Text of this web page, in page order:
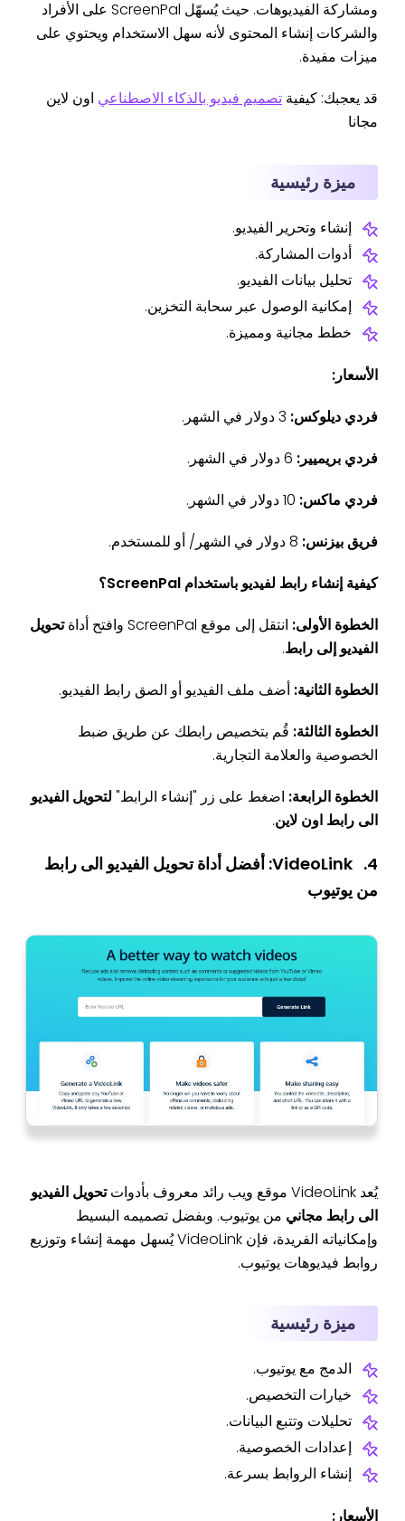
ومشاركة الفيديوهات. حيث يُسهّل ScreenPal على الأفراد
والشركات إنشاء المحتوى لأنه سهل الاستخدام ويحتوي على
ميزات مفيدة.
قد يعجبك: كيفية تصميم فيديو بالذكاء الاصطناعي اون لاين
مجانا
ميزة رئيسية
إنشاء وتحرير الفيديو.
أدوات المشاركة.
تحليل بيانات الفيديو.
إمكانية الوصول عبر سحابة التخزين.
خطط مجانية ومميزة.
الأسعار:
فردي ديلوكس:
فردي بريميير:
فردي ماكس: 10 دولار في الشهر.
فريق بيزنس:
كيفية إنشاء رابط لفيديو باستخدام ScreenPal؟
الخطوة الأولى: انتقل إلى موقع ScreenPal وافتح أداة
تحويل
الفيديو إلى رابط.
الخطوة الثانية: أضف ملف الفيديو أو الصق رابط الفيديو.
الخطوة الثالثة: قُم بتخصيص رابطك عن طريق ضبط
الخصوصية والعلامة التجارية.
الخطوة الرابعة: اضغط على زر "إنشاء الرابط" لتحويل الفيديو
الى رابط اون لاين.
4. VideoLink: أفضل أداة تحويل الفيديو الى رابط
من يوتيوب
يُعد VideoLink موقع ويب رائد معروف بأدوات
تحويل الفيديو
الى رابط مجاني من يوتيوب. وبفضل تصميمه البسيط
وإمكانياته الفريدة، فإن VideoLink يُسهل مهمة إنشاء وتوزيع
روابط فيديوهات يوتيوب.
ميزة رئيسية
الدمج مع يوتيوب.
خيارات التخصيص.
تحليلات وتتبع البيانات.
إعدادات الخصوصية.
إنشاء الروابط بسرعة.
الأسعار: